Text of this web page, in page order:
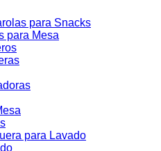
para Snacks
para Mesa
para Lavado